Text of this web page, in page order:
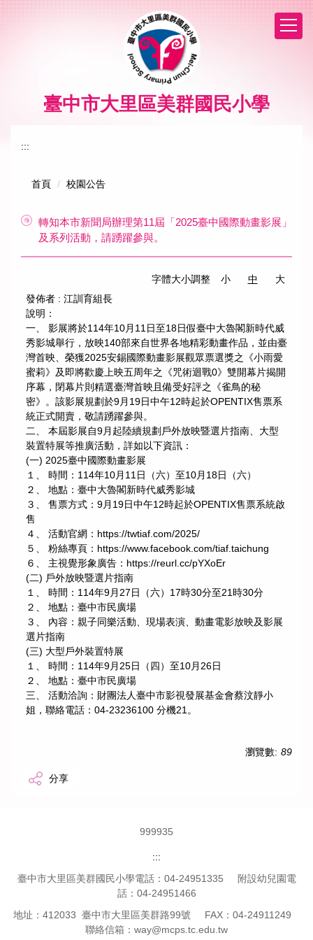
臺中市大里區美群國民小學
:::
首頁 校園公告
轉知本市新聞局辦理第11屆「2025臺中國際動畫影展」
及系列活動，請踴躍參與。
字體大小調整 小 中
大
發佈者 : 江訓育組長
說明：
一、 影展將於114年10月11日至18日假臺中大魯閣新時代威
秀影城舉行，放映140部來自世界各地精彩動畫作品，並由臺
灣首映、榮獲2025安錫國際動畫影展觀眾票選獎之《小雨愛
蜜莉》及即將歡慶上映五周年之《咒術迴戰0》雙開幕片揭開
序幕，閉幕片則精選臺灣首映且備受好評之《雀鳥的秘
密》。該影展規劃於9月19日中午12時起於OPENTIX售票系
統正式開賣，敬請踴躍參與。
二、 本屆影展自9月起陸續規劃戶外放映暨選片指南、大型
裝置特展等推廣活動，詳如以下資訊：
(一) 2025臺中國際動畫影展
１、 時間：114年10月11日（六）至10月18日（六）
２、 地點：臺中大魯閣新時代威秀影城
３、 售票方式：9月19日中午12時起於OPENTIX售票系統啟
售
４、 活動官網：https://twtiaf.com/2025/
５、 粉絲專頁：https://www.facebook.com/tiaf.taichung
６、 主視覺形象廣告：https://reurl.cc/pYXoEr
(二) 戶外放映暨選片指南
１、 時間：114年9月27日（六）17時30分至21時30分
２、 地點：臺中市民廣場
３、 內容：親子同樂活動、現場表演、動畫電影放映及影展
選片指南
(三) 大型戶外裝置特展
１、 時間：114年9月25日（四）至10月26日
２、 地點：臺中市民廣場
三、 活動洽詢：財團法人臺中市影視發展基金會蔡汶靜小
姐，聯絡電話：04-23236100 分機21。
瀏覽數: 89
分享
999935
:::
臺中市大里區美群國民小學電話：04-24951335 附設幼兒園電
話：04-24951466
地址：412033 臺中市大里區美群路99號 FAX：04-24911249
聯絡信箱：way@mcps.tc.edu.tw